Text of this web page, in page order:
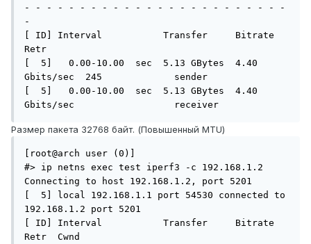
- - - - - - - - - - - - - - - - - - - - - - - -
-
[ ID] Interval           Transfer     Bitrate
Retr
[  5]   0.00-10.00  sec  5.13 GBytes  4.40
Gbits/sec  245             sender
[  5]   0.00-10.00  sec  5.13 GBytes  4.40
Gbits/sec                  receiver
Размер пакета 32768 байт. (Повышенный MTU)
[root@arch user (0)]
#> ip netns exec test iperf3 -c 192.168.1.2
Connecting to host 192.168.1.2, port 5201
[  5] local 192.168.1.1 port 54530 connected to
192.168.1.2 port 5201
[ ID] Interval           Transfer     Bitrate
Retr  Cwnd